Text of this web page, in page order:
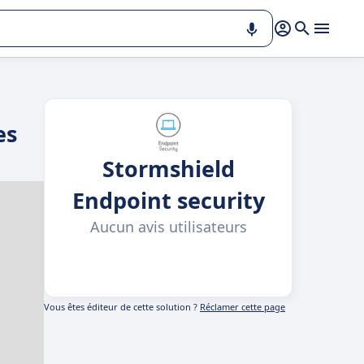
Stormshield
Endpoint security
Aucun avis utilisateurs
Vous êtes éditeur de cette solution ? Réclamer cette page